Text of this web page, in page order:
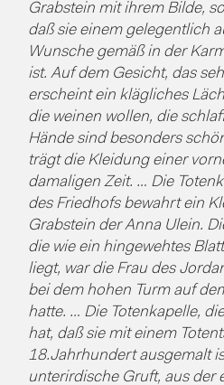
Grabstein mit ihrem Bilde,
daß sie einem gelegentlich
Wunsche gemäß in der
ist. Auf dem Gesicht, das
erscheint ein klägliches
die weinen wollen, die
Hände sind besonders
trägt die Kleidung einer
damaligen Zeit. … Die
des Friedhofs bewahrt ein
Grabstein der Anna Ulein.
die wie ein hingewehtes
liegt, war die Frau des
bei dem hohen Turm auf
hatte. … Die Totenkapelle,
hat, daß sie mit einem
18.Jahrhundert ausgemalt
unterirdische Gruft, aus der